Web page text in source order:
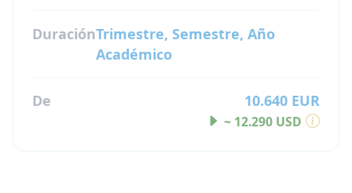
DuraciónTrimestre, Semestre, Año
Académico
De 10.640 EUR
~ 12.290 USD